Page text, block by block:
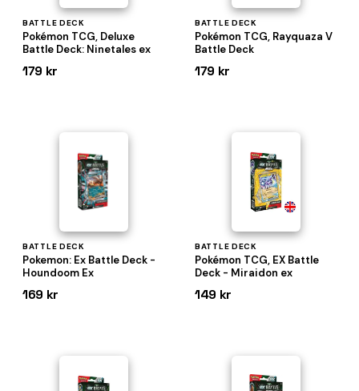
BATTLE DECK
Pokémon TCG, Deluxe
Battle Deck: Ninetales ex
179 kr
BATTLE DECK
Pokémon TCG, Rayquaza V
Battle Deck
179 kr
BATTLE DECK
Pokemon: Ex Battle Deck -
Houndoom Ex
169 kr
BATTLE DECK
Pokémon TCG, EX Battle
Deck - Miraidon ex
149 kr